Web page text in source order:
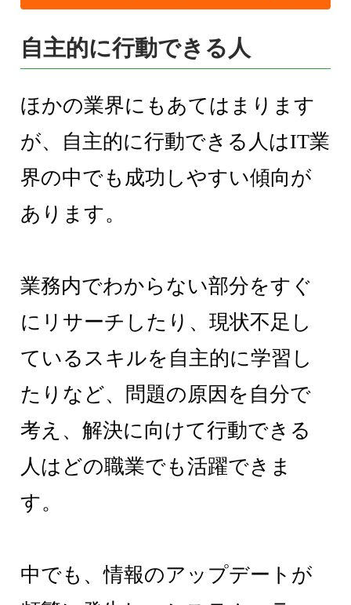
自主的に行動できる人
ほかの業界にもあてはまります
が、自主的に行動できる人はIT業
界の中でも成功しやすい傾向が
あります。
業務内でわからない部分をすぐ
にリサーチしたり、現状不足し
ているスキルを自主的に学習し
たりなど、問題の原因を自分で
考え、解決に向けて行動できる
人はどの職業でも活躍できま
す。
中でも、情報のアップデートが